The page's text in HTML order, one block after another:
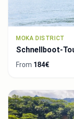
MOKA DISTRICT
Schnellboot-
From 184€